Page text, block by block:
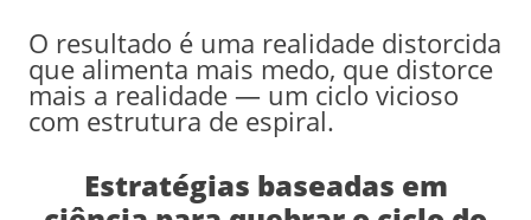
O resultado é uma realidade distorcida
que alimenta mais medo, que distorce
mais a realidade — um ciclo vicioso
com estrutura de espiral.
Estratégias baseadas em